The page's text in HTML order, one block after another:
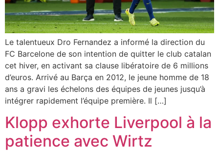
Le talentueux Dro Fernandez a informé la direction du
FC Barcelone de son intention de quitter le club catalan
cet hiver, en activant sa clause libératoire de 6 millions
d’euros. Arrivé au Barça en 2012, le jeune homme de 18
ans a gravi les échelons des équipes de jeunes jusqu’à
intégrer rapidement l’équipe première. Il […]
Klopp exhorte Liverpool à la
patience avec Wirtz